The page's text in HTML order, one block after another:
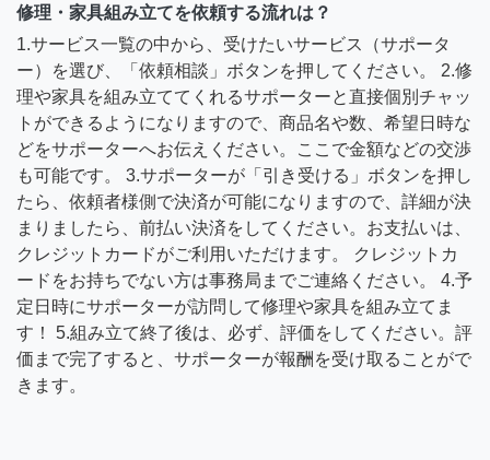
修理・家具組み立てを依頼する流れは？
1.サービス一覧の中から、受けたいサービス（サポータ
ー）を選び、「依頼相談」ボタンを押してください。 2.修
理や家具を組み立ててくれるサポーターと直接個別チャッ
トができるようになりますので、商品名や数、希望日時な
どをサポーターへお伝えください。ここで金額などの交渉
も可能です。 3.サポーターが「引き受ける」ボタンを押し
たら、依頼者様側で決済が可能になりますので、詳細が決
まりましたら、前払い決済をしてください。お支払いは、
クレジットカードがご利用いただけます。 クレジットカ
ードをお持ちでない方は事務局までご連絡ください。 4.予
定日時にサポーターが訪問して修理や家具を組み立てま
す！ 5.組み立て終了後は、必ず、評価をしてください。評
価まで完了すると、サポーターが報酬を受け取ることがで
きます。